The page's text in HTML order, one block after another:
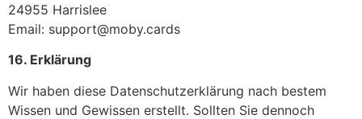
24955 Harrislee
Email: support@moby.cards
16. Erklärung
Wir haben diese Datenschutzerklärung nach bestem
Wissen und Gewissen erstellt. Sollten Sie dennoch